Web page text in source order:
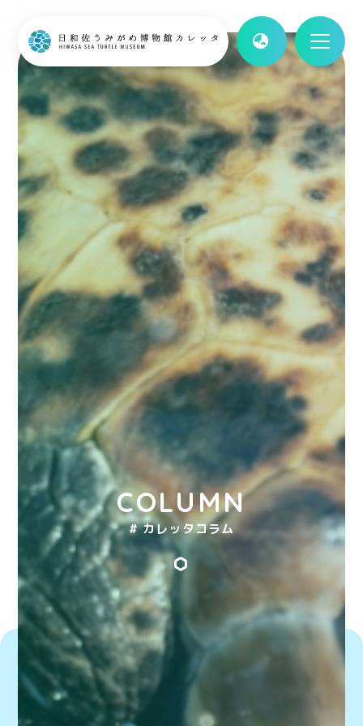
COLUMN
# カレッタコラム